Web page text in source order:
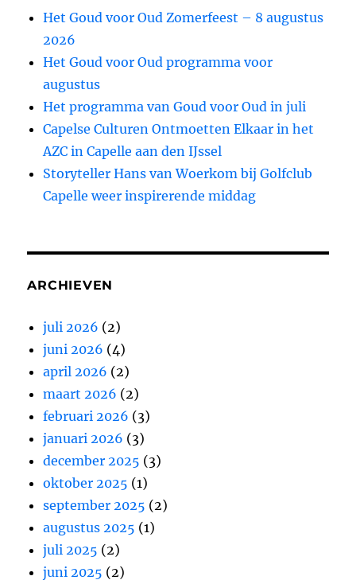
Het Goud voor Oud Zomerfeest – 8 augustus
2026
Het Goud voor Oud programma voor
augustus
Het programma van Goud voor Oud in juli
Capelse Culturen Ontmoetten Elkaar in het
AZC in Capelle aan den IJssel
Storyteller Hans van Woerkom bij Golfclub
Capelle weer inspirerende middag
ARCHIEVEN
juli 2026 (2)
juni 2026 (4)
april 2026 (2)
maart 2026 (2)
februari 2026 (3)
januari 2026 (3)
december 2025 (3)
oktober 2025 (1)
september 2025 (2)
augustus 2025 (1)
juli 2025 (2)
juni 2025 (2)